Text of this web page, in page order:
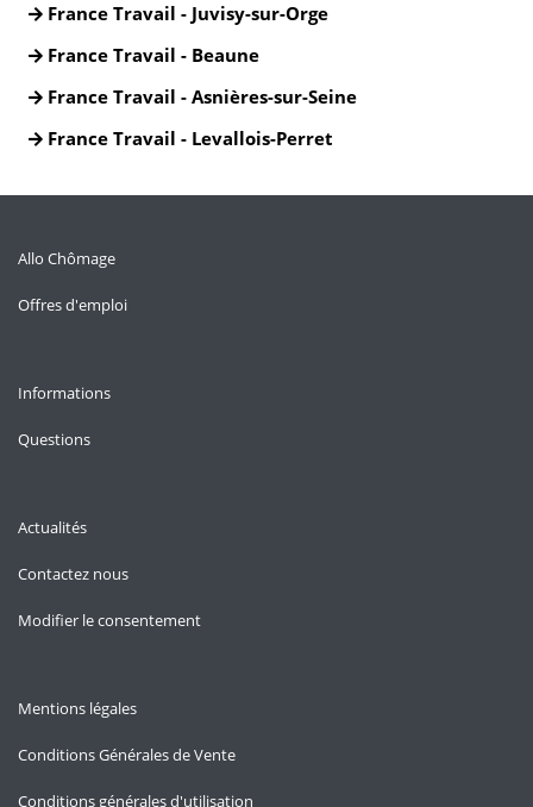
France Travail - Juvisy-sur-Orge
France Travail - Beaune
France Travail - Asnières-sur-Seine
France Travail - Levallois-Perret
Allo Chômage
Offres d'emploi
Informations
Questions
Actualités
Contactez nous
Modifier le consentement
Mentions légales
Conditions Générales de Vente
Conditions générales d'utilisation